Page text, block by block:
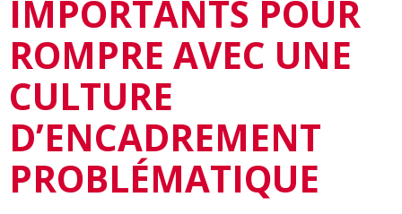
IMPORTANTS POUR
ROMPRE AVEC UNE
CULTURE
D’ENCADREMENT
PROBLÉMATIQUE